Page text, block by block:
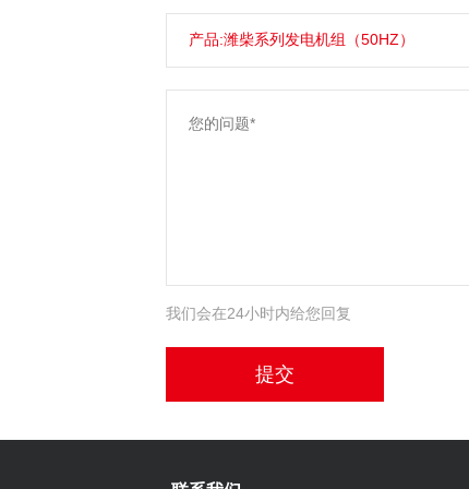
我们会在24小时内给您回复
提交